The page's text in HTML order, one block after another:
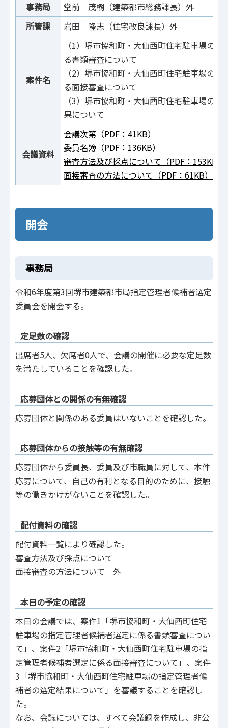
事務局
堂前 茂樹（建築都市総務課長）外
所管課
岩田 隆志（住宅改良課長）外
案件名
（1）堺市協和町・大仙西町住宅駐車場の
る書類審査について
（2）堺市協和町・大仙西町住宅駐車場の
る面接審査について
（3）堺市協和町・大仙西町住宅駐車場の
果について
会議資料
会議次第（PDF：41KB）
委員名簿（PDF：136KB）
審査方法及び採点について（PDF：153KB）
面接審査の方法について（PDF：61KB）
開会
事務局
令和6年度第3回堺市建築都市局指定管理者候補者選定
委員会を開会する。
定足数の確認
出席者5人、欠席者0人で、会議の開催に必要な定足数
を満たしていることを確認した。
応募団体との関係の有無確認
応募団体と関係のある委員はいないことを確認した。
応募団体からの接触等の有無確認
応募団体から委員長、委員及び市職員に対して、本件
応募について、自己の有利となる目的のために、接触
等の働きかけがないことを確認した。
配付資料の確認
配付資料一覧により確認した。
審査方法及び採点について
面接審査の方法について 外
本日の予定の確認
本日の会議では、案件1「堺市協和町・大仙西町住宅
駐車場の指定管理者候補者選定に係る書類審査につい
て」、案件2「堺市協和町・大仙西町住宅駐車場の指
定管理者候補者選定に係る面接審査について」、案件
3「堺市協和町・大仙西町住宅駐車場の指定管理者候
補者の選定結果について」を審議することを確認し
た。
なお、会議については、すべて会議録を作成し、非公